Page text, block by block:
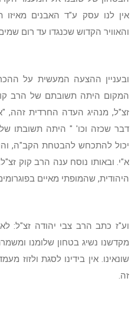
אין לנו עסק ע"ד האבנים
והאוויר הקדוש שכנגדו עד רום שמים
ובעניין ההצעה המעשית על
המקום היתה תשובתם של הרב קוק
זצ"ל, מנהיג העדה החרדית זהה,
דבר שכזה וכו' " היתה תשובתו של
יכול להתכחש להבטחת הקב"ה,
א"י. ובאותו נוסח ענה הרב קוק
היהודית, שהמופתי מאיים
וע"ז כתב הרב צבי יהודה זצ"ל:
מקדשנו נשיג בטחון שלומנו
שונאינו. אין בידינו לסגת ולזוז
זה.